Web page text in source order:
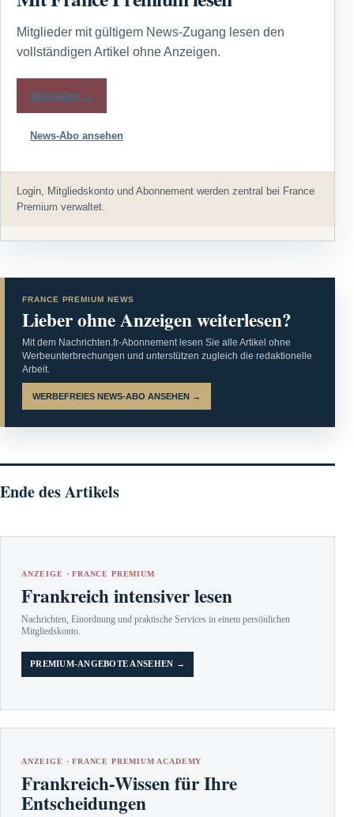
Mitglieder mit gültigem News-Zugang lesen den
vollständigen Artikel ohne Anzeigen.
Anmelden →
News-Abo ansehen
Login, Mitgliedskonto und Abonnement werden zentral bei France
Premium verwaltet.
FRANCE PREMIUM NEWS
Lieber ohne Anzeigen weiterlesen?
Mit dem Nachrichten.fr-Abonnement lesen Sie alle Artikel ohne
Werbeunterbrechungen und unterstützen zugleich die redaktionelle
Arbeit.
WERBEFREIES NEWS-ABO ANSEHEN →
Ende des Artikels
ANZEIGE · FRANCE PREMIUM
Frankreich intensiver lesen
Nachrichten, Einordnung und praktische Services in einem persönlichen
Mitgliedskonto.
PREMIUM-ANGEBOTE ANSEHEN →
ANZEIGE · FRANCE PREMIUM ACADEMY
Frankreich-Wissen für Ihre
Entscheidungen